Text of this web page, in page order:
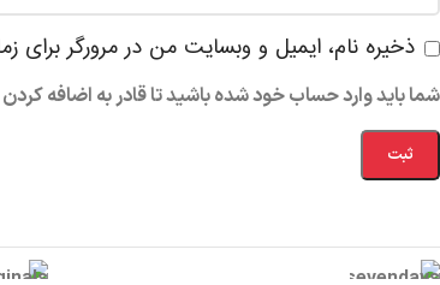
ذخیره نام، ایمیل و وبسایت من در مرورگر برای
شما باید وارد حساب خود شده باشید تا قادر به اضافه